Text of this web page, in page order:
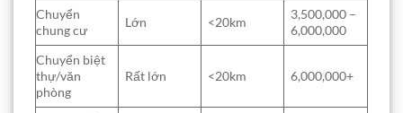
Chuyển
chung cư
Lớn <20km
3,500,000 –
6,000,000
Chuyển biệt
thự/văn
phòng
Rất lớn <20km 6,000,000+